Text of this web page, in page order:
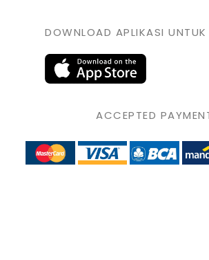
DOWNLOAD APLIKASI
ACCEPTED